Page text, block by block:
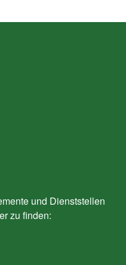
und Dienststellen
zu finden: